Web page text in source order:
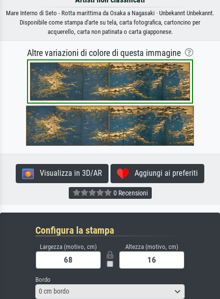
Mare Interno di Seto - Rotta marittima da Osaka a Nagasaki · Unbekannt Unbekannt.
Disponibile come stampa d'arte su tela, carta fotografica, cartoncino per
acquerello, carta non patinata o carta giapponese.
Altre variazioni di colore di questa immagine
Visualizza in 3D/AR Aggiungi ai preferiti
0 Recensioni
Configura la stampa
Largezza (motivo, cm) Altezza (motivo, cm)
Bordo
0 cm bordo